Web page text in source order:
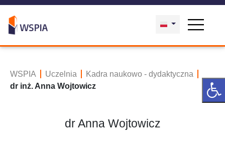
WSPIA Uczelnia
Kadra naukowo - dydaktyczna
dr inż. Anna Wojtowicz
dr Anna Wojtowicz